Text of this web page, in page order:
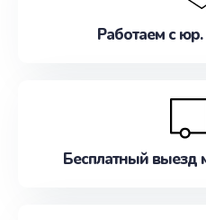
Работаем с
Бесплатный выезд